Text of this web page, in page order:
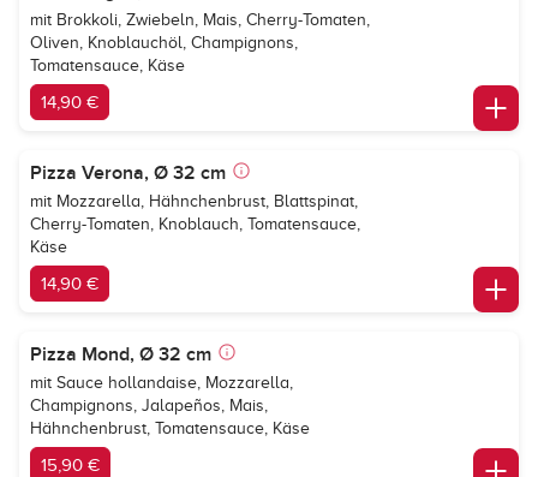
mit Brokkoli, Zwiebeln, Mais, Cherry-Tomaten,
Oliven, Knoblauchöl, Champignons,
Tomatensauce, Käse
14,90 €
Pizza Verona, Ø 32 cm
mit Mozzarella, Hähnchenbrust, Blattspinat,
Cherry-Tomaten, Knoblauch, Tomatensauce,
Käse
14,90 €
Pizza Mond, Ø 32 cm
mit Sauce hollandaise, Mozzarella,
Champignons, Jalapeños, Mais,
Hähnchenbrust, Tomatensauce, Käse
15,90 €